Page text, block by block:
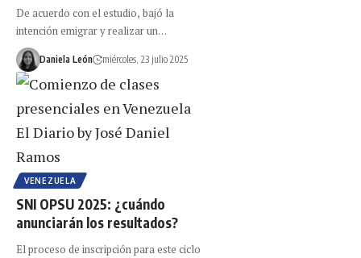
De acuerdo con el estudio, bajó la
intención emigrar y realizar un…
Daniela León miércoles, 23 julio 2025
VENEZUELA
SNI OPSU 2025: ¿cuándo
anunciarán los resultados?
El proceso de inscripción para este ciclo